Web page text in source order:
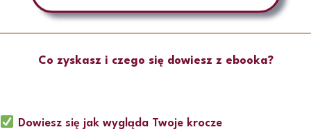
Co zyskasz i czego się dowiesz z ebooka?
Dowiesz się jak wygląda Twoje krocze